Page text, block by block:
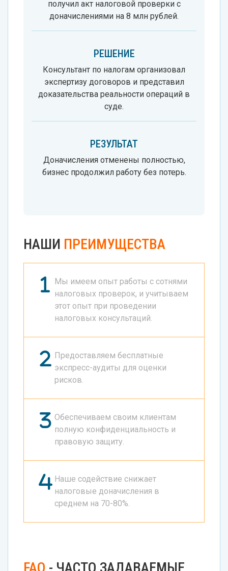
получил акт налоговой проверки с
доначислениями на 8 млн рублей.
РЕШЕНИЕ
Консультант по налогам организовал
экспертизу договоров и представил
доказательства реальности операций в
суде.
РЕЗУЛЬТАТ
Доначисления отменены полностью,
бизнес продолжил работу без потерь.
НАШИ ПРЕИМУЩЕСТВА
Мы имеем опыт работы с сотнями
налоговых проверок, и учитываем
этот опыт при проведении
налоговых консультаций.
Предоставляем бесплатные
экспресс-аудиты для оценки
рисков.
Обеспечиваем своим клиентам
полную конфиденциальность и
правовую защиту.
Наше содействие снижает
налоговые доначисления в
среднем на 70-80%.
FAQ - ЧАСТО ЗАДАВАЕМЫЕ